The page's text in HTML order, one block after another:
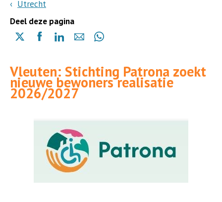
Utrecht
Deel deze pagina
Delen
(opent
in
een
nieuwe
Delen
(opent
in
een
nieuwe
Delen
(opent
in
een
nieuwe
Delen
mail
Delen
(opent
in
Vleuten: Stichting Patrona zoekt
nieuwe bewoners realisatie
2026/2027